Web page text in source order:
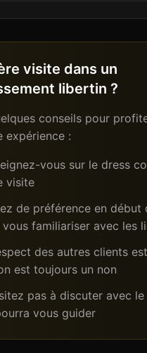
visite dans un
libertin ?
conseils pour
expérience :
vous sur le dress
visite
de préférence en début
familiariser avec les
des autres clients
est toujours un non
pas à discuter avec le
vous guider